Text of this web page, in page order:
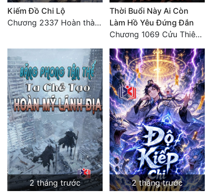
Kiếm Đồ Chi Lộ
Chương 2337 Hoàn thành lời cảm tưởng
Thời Buổi Này Ai Còn
Làm Hồ Yêu Đứng Đắn
Chương 1069 Cửu Thiên Thập Địa Nghiệt Chướng Chân Quân (Đại Kết Cục) (3)
2 tháng trước
2 tháng trước